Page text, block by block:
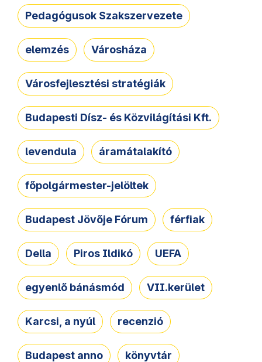
Pedagógusok Szakszervezete
elemzés Városháza
Városfejlesztési stratégiák
Budapesti Dísz- és Közvilágítási Kft.
levendula áramátalakító
főpolgármester-jelöltek
Budapest Jövője Fórum férfiak
Della Piros Ildikó UEFA
egyenlő bánásmód VII.kerület
Karcsi, a nyúl recenzió
Budapest anno könyvtár